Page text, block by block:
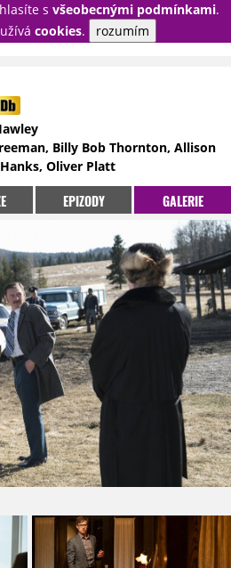
s všeobecnými podmínkami.
cookies. rozumím
PŘIHLÁSIT
Billy Bob Thornton, Allison
Oliver Platt
EPIZODY GALERIE